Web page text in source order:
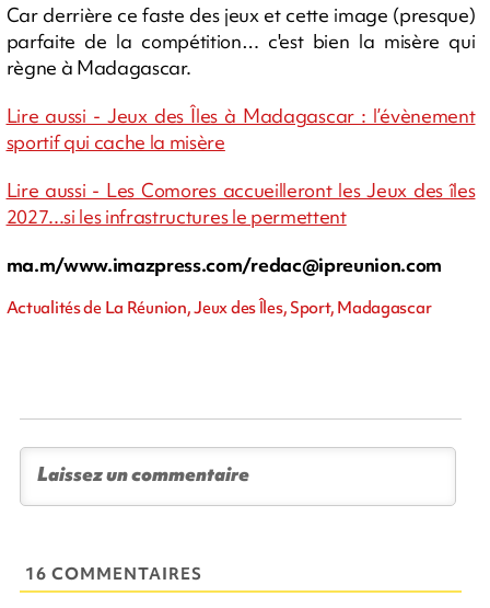
Car derrière ce faste des jeux et cette image (presque)
parfaite de la compétition… c'est bien la misère qui
règne à Madagascar.
Lire aussi - Jeux des Îles à Madagascar : l’évènement
sportif qui cache la misère
Lire aussi - Les Comores accueilleront les Jeux des îles
2027...si les infrastructures le permettent
ma.m/www.imazpress.com/redac@ipreunion.com
Actualités de La Réunion, Jeux des Îles, Sport, Madagascar
16 COMMENTAIRES